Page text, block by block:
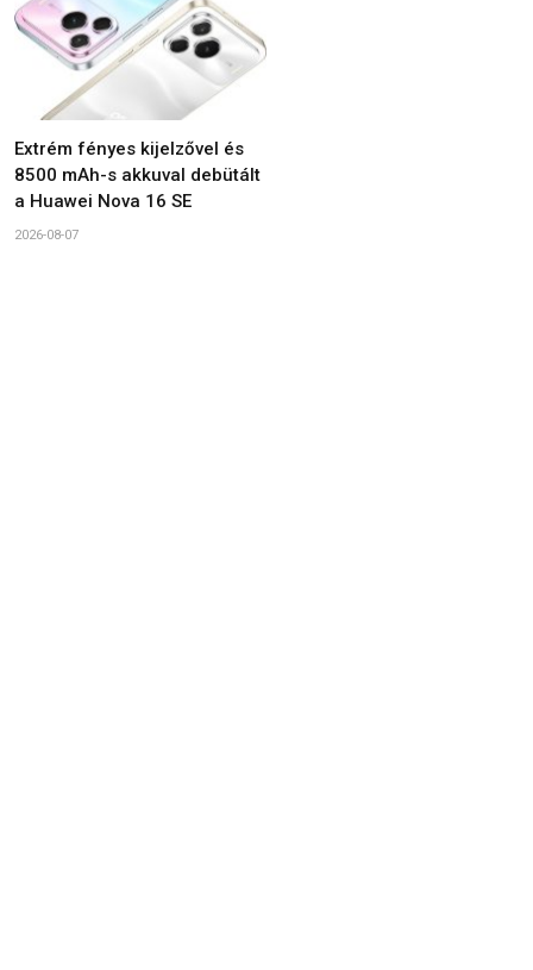
Extrém fényes kijelzővel és
8500 mAh-s akkuval debütált
a Huawei Nova 16 SE
2026-08-07